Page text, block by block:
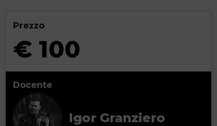
Prezzo
€ 100
Docente
Igor Granziero